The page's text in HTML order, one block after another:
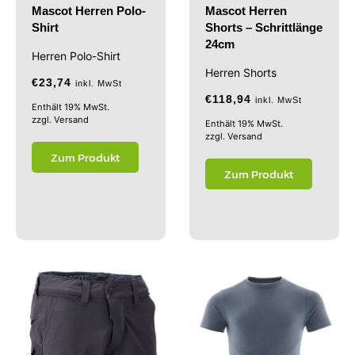
Mascot Herren Polo-
Shirt
Herren Polo-Shirt
€23,74 inkl. MwSt
Enthält 19% MwSt.
zzgl. Versand
Zum Produkt
Mascot Herren
Shorts – Schrittlänge
24cm
Herren Shorts
€118,94 inkl. MwSt
Enthält 19% MwSt.
zzgl. Versand
Zum Produkt